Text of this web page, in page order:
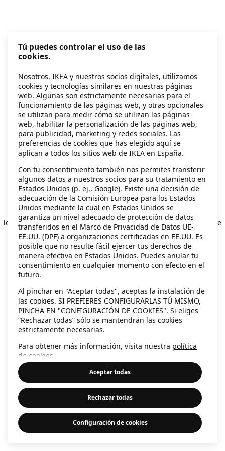
Application error: a client-side exception has occurred
loadingsecondhand.ikea.com (see the browser console for more
information).
Tú puedes controlar el uso de las
cookies.
Nosotros, IKEA y nuestros socios digitales, utilizamos
cookies y tecnologías similares en nuestras páginas
web. Algunas son estrictamente necesarias para el
funcionamiento de las páginas web, y otras opcionales
se utilizan para medir cómo se utilizan las páginas
web, habilitar la personalización de las páginas web,
para publicidad, marketing y redes sociales. Las
preferencias de cookies que has elegido aquí se
aplican a todos los sitios web de IKEA en España.
Con tu consentimiento también nos permites transferir
algunos datos a nuestros socios para su tratamiento en
Estados Unidos (p. ej., Google). Existe una decisión de
adecuación de la Comisión Europea para los Estados
Unidos mediante la cual en Estados Unidos se
garantiza un nivel adecuado de protección de datos
transferidos en el Marco de Privacidad de Datos UE-
EE.UU. (DPF) a organizaciones certificadas en EE.UU. Es
posible que no resulte fácil ejercer tus derechos de
manera efectiva en Estados Unidos. Puedes anular tu
consentimiento en cualquier momento con efecto en el
futuro.
Al pinchar en "Aceptar todas", aceptas la instalación de
las cookies. SI PREFIERES CONFIGURARLAS TÚ MISMO,
PINCHA EN "CONFIGURACIÓN DE COOKIES". Si eliges
“Rechazar todas” sólo se mantendrán las cookies
estrictamente necesarias.
Para obtener más información, visita nuestra política
de cookies
Aceptar todas
Rechazar todas
Configuración de cookies